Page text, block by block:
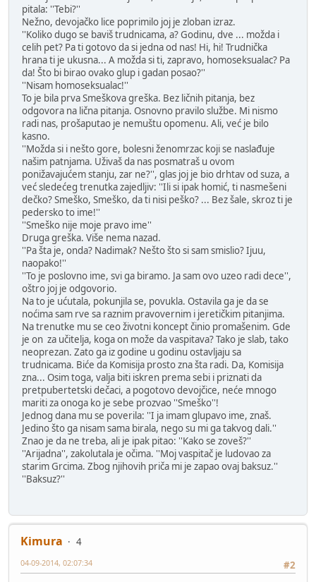
pitala: ''Tebi?''
Nežno, devojačko lice poprimilo joj je zloban izraz.
''Koliko dugo se baviš trudnicama, a? Godinu, dve ... možda i
celih pet? Pa ti gotovo da si jedna od nas! Hi, hi! Trudnička
hrana ti je ukusna... A možda si ti, zapravo, homoseksualac? Pa
da! Što bi birao ovako glup i gadan posao?''
''Nisam homoseksualac!''
To je bila prva Smeškova greška. Bez ličnih pitanja, bez
odgovora na lična pitanja. Osnovno pravilo službe. Mi nismo
radi nas, prošaputao je nemuštu opomenu. Ali, već je bilo
kasno.
''Možda si i nešto gore, bolesni ženomrzac koji se naslađuje
našim patnjama. Uživaš da nas posmatraš u ovom
ponižavajućem stanju, zar ne?'', glas joj je bio drhtav od suza, a
već sledećeg trenutka zajedljiv: ''Ili si ipak homić, ti nasmešeni
dečko? Smeško, Smeško, da ti nisi peško? ... Bez šale, skroz ti je
pedersko to ime!''
''Smeško nije moje pravo ime''
Druga greška. Više nema nazad.
''Pa šta je, onda? Nadimak? Nešto što si sam smislio? Ijuu,
naopako!''
''To je poslovno ime, svi ga biramo. Ja sam ovo uzeo radi dece'',
oštro joj je odgovorio.
Na to je ućutala, pokunjila se, povukla. Ostavila ga je da se
noćima sam rve sa raznim pravovernim i jeretičkim pitanjima.
Na trenutke mu se ceo životni koncept činio promašenim. Gde
je on za učitelja, koga on može da vaspitava? Tako je slab, tako
neoprezan. Zato ga iz godine u godinu ostavljaju sa
trudnicama. Biće da Komisija prosto zna šta radi. Da, Komisija
zna... Osim toga, valja biti iskren prema sebi i priznati da
pretpubertetski dečaci, a pogotovo devojčice, neće mnogo
mariti za onoga ko je sebe prozvao ''Smeško''!
Jednog dana mu se poverila: ''I ja imam glupavo ime, znaš.
Jedino što ga nisam sama birala, nego su mi ga takvog dali.''
Znao je da ne treba, ali je ipak pitao: ''Kako se zoveš?''
''Arijadna'', zakolutala je očima. ''Moj vaspitač je ludovao za
starim Grcima. Zbog njihovih priča mi je zapao ovaj baksuz.''
''Baksuz?''
Kimura
4
#2
04-09-2014, 02:07:34